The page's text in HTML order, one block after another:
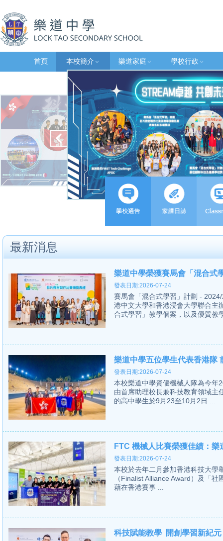
首頁 本校簡介 樂道家庭 學校行政
最新消息
樂道中學榮獲賽馬會「混合式
發表日期:2026-07-24
賽馬會「混合式學習」計劃 -
港中文大學和香港浸會大學聯合主
合式學習」教學個案，以及優質教
樂道中學五位學生代表香港隊
發表日期:2026-07-24
本校樂道中學資優機械人隊為今
由首席助理校長兼科技教育領域主
的高中學生於9月23至10月2日 ...
FTC 機械人比賽榮獲佳績：
發表日期:2026-07-24
本校於去年二月參加香港科技大學
（Finalist Alliance Award）及「
藉在香港賽事 ...
科技賦能教學 開創學習新紀元